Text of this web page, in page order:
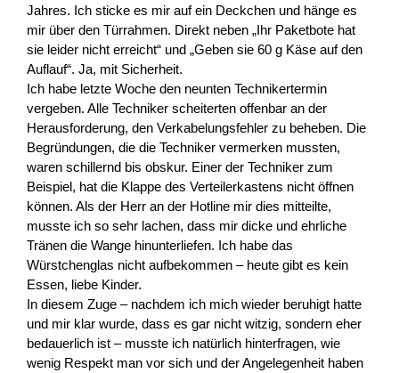
Jahres. Ich sticke es mir auf ein Deckchen und hänge es
mir über den Türrahmen. Direkt neben „Ihr Paketbote hat
sie leider nicht erreicht“ und „Geben sie 60 g Käse auf den
Auflauf“. Ja, mit Sicherheit.
Ich habe letzte Woche den neunten Technikertermin
vergeben. Alle Techniker scheiterten offenbar an der
Herausforderung, den Verkabelungsfehler zu beheben. Die
Begründungen, die die Techniker vermerken mussten,
waren schillernd bis obskur. Einer der Techniker zum
Beispiel, hat die Klappe des Verteilerkastens nicht öffnen
können. Als der Herr an der Hotline mir dies mitteilte,
musste ich so sehr lachen, dass mir dicke und ehrliche
Tränen die Wange hinunterliefen. Ich habe das
Würstchenglas nicht aufbekommen – heute gibt es kein
Essen, liebe Kinder.
In diesem Zuge – nachdem ich mich wieder beruhigt hatte
und mir klar wurde, dass es gar nicht witzig, sondern eher
bedauerlich ist – musste ich natürlich hinterfragen, wie
wenig Respekt man vor sich und der Angelegenheit haben